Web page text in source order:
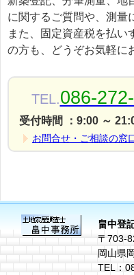
に関するご質問や、測量
また、固定資産税を払い
の方も、どうぞお気軽に
TEL.086-
受付時間 ：9:00 ～
お問合せ・ご相談の窓
畠中登
〒703-
岡山県
TEL：